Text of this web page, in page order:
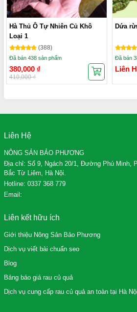
Hà Thủ Ô Tự Nhiên Củ Khô
Loại 1
(388)
Đã bán 438 sản phẩm
380,000 ₫
410,000₫
Dứa
Đã bán
Liên
Liên Hệ
NÔNG SẢN BẢO PHƯƠNG
Địa chỉ: Số 9, Ngách 20/1, Đường Phú Minh,
Bắc Từ Liêm, Hà Nội.
Hotline: 0337 368 779
Email:
Liên kết hữu ích
Giới thiệu Nông Sản Bảo Phương
Dịch vụ viết bài chuẩn seo
Blog
Bảng báo giá rau củ quả
Dịch vụ cung cấp rau củ quả an toàn tại Hà Nội